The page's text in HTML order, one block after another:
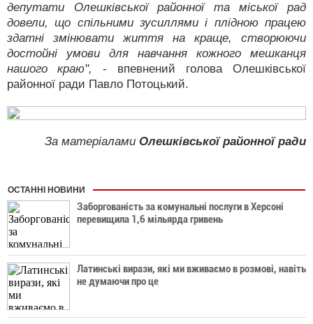
депутати Олешківської районної та міської рад
довели, що спільними зусиллями і плідною працею
здатні змінювати життя на краще, створюючи
достойні умови для навчання кожного мешканця
нашого краю",
- впевнений голова Олешківської
районної ради Павло Потоцький.
За матеріалами Олешківської районної ради
ОСТАННІ НОВИНИ
Заборгованість за комунальні послуги в Херсоні
перевищила 1,6 мільярда гривень
Латинські вирази, які ми вживаємо в розмові, навіть
не думаючи про це